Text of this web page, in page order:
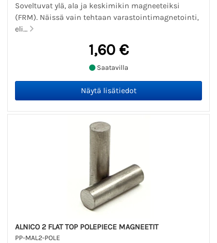
Soveltuvat ylä, ala ja keskimikin magneeteiksi
(FRM). Näissä vain tehtaan varastointimagnetointi,
eli...
1,60 €
Saatavilla
ALNICO 2 FLAT TOP POLEPIECE MAGNEETIT
PP-MAL2-POLE